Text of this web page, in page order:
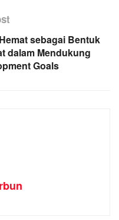
sebagai Bentuk
dalam Mendukung
Goals